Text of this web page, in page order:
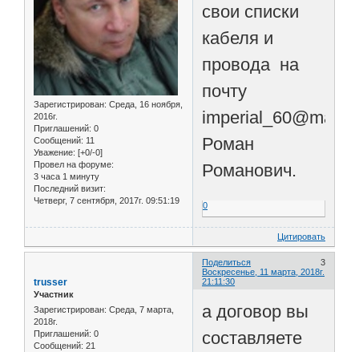
Зарегистрирован: Среда, 16 ноября,
2016г.
Приглашений: 0
Сообщений: 11
Уважение: [+0/-0]
Провел на форуме:
3 часа 1 минуту
Последний визит:
Четверг, 7 сентября, 2017г. 09:51:19
свои списки
кабеля и
провода на
почту
Роман
Романович.
0
Цитировать
Поделиться
3
Воскресенье, 11 марта, 2018г.
21:11:30
trusser
Участник
Зарегистрирован: Среда, 7 марта,
2018г.
Приглашений: 0
Сообщений: 21
а договор вы
составляете